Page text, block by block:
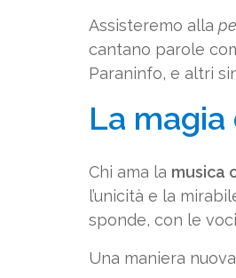
Assisteremo alla
cantano parole
Paraninfo, e altri
La
Chi ama la musica
l’unicità e la
sponde, con le
Una maniera